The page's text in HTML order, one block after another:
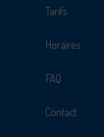
Tarifs
Horaires
FAQ
Contact